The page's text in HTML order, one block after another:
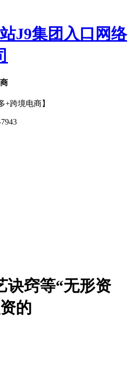
+跨境电商】
诀窍等“无形资
的